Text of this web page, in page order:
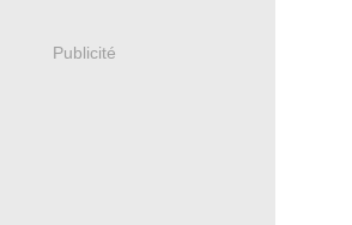
Publicité